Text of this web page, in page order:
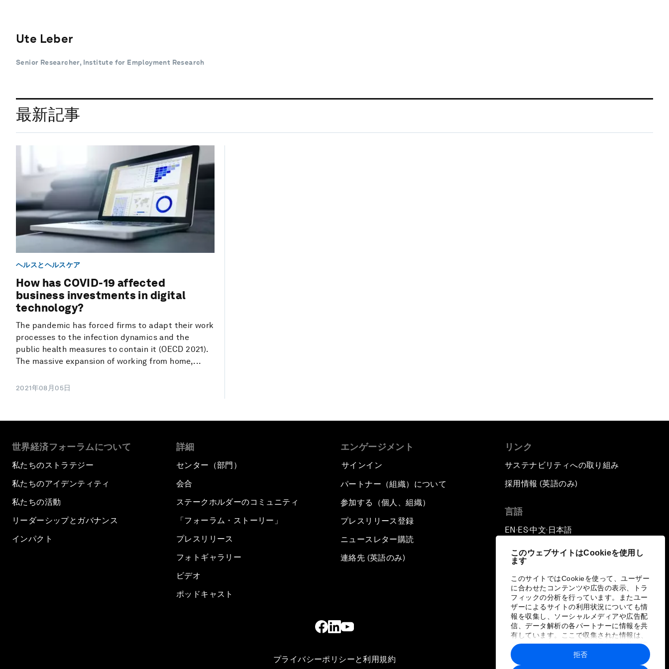
このウェブサイトはCookieを使用し
ます
このサイトではCookieを使って、ユーザー
に合わせたコンテンツや広告の表示、トラ
フィックの分析を行っています。またユー
ザーによるサイトの利用状況についても情
報を収集し、ソーシャルメディアや広告配
信、データ解析の各パートナーに情報を共
有しています。ここで収集された情報は、
ユーザーが各パートナーに提供した他の情
報や各パートナーのサービスを使用した際
に収集された情報と組み合わされ、各パー
拒否
Ute Leber
Senior Researcher, Institute for Employment Research
最新記事
ヘルスとヘルスケア
How has COVID-19 affected
business investments in digital
technology?
The pandemic has forced firms to adapt their work
processes to the infection dynamics and the
public health measures to contain it (OECD 2021).
The massive expansion of working from home,...
2021年08月05日
世界経済フォーラムについて
私たちのストラテジー
私たちのアイデンティティ
私たちの活動
リーダーシップとガバナンス
インパクト
詳細
センター（部門）
会合
ステークホルダーのコミュニティ
「フォーラム・ストーリー」
プレスリリース
フォトギャラリー
ビデオ
ポッドキャスト
エンゲージメント
サインイン
パートナー（組織）について
参加する（個人、組織）
プレスリリース登録
ニュースレター購読
連絡先 (英語のみ)
リンク
サステナビリティへの取り組み
採用情報 (英語のみ)
言語
EN ▪ ES▪中文▪ 日本語
プライバシーポリシーと利用規約